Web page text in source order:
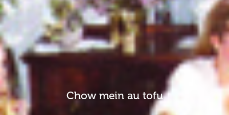
Chow mein au tofu